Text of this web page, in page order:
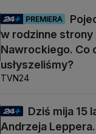
PREMIERA
w rodzinne strony
Nawrockiego. Co
usłyszeliśmy?
TVN24
Dziś mija 15
Andrzeja